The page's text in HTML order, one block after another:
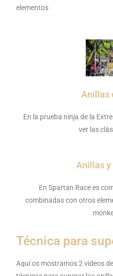
elementos
Anillas
En la prueba ninja de la
ver las
Anillas
En Spartan Race es
combinadas con otros
Técnica para
Aquí os mostramos 2 vídeos